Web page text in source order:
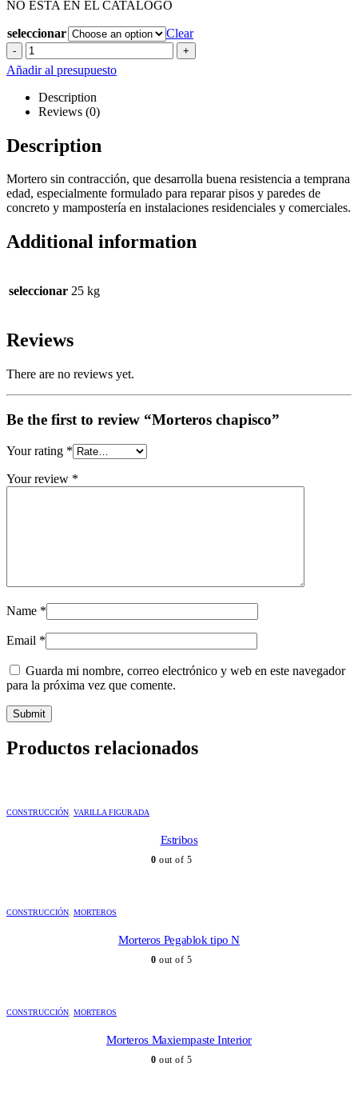
NO ESTA EN EL CATALOGO
seleccionar Clear
- +
Añadir al presupuesto
Description
Reviews (0)
Description
Mortero sin contracción, que desarrolla buena resistencia a temprana
edad, especialmente formulado para reparar pisos y paredes de
concreto y mampostería en instalaciones residenciales y comerciales.
Additional information
seleccionar 25 kg
Reviews
There are no reviews yet.
Be the first to review “Morteros chapisco”
Your rating *
Your review *
Name *
Email *
Guarda mi nombre, correo electrónico y web en este navegador
para la próxima vez que comente.
Productos relacionados
CONSTRUCCIÓN, VARILLA FIGURADA
Estribos
0 out of 5
CONSTRUCCIÓN, MORTEROS
Morteros Pegablok tipo N
0 out of 5
CONSTRUCCIÓN, MORTEROS
Morteros Maxiempaste Interior
0 out of 5